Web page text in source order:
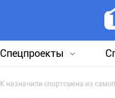
Спецпроекты
назначили спортсмена из